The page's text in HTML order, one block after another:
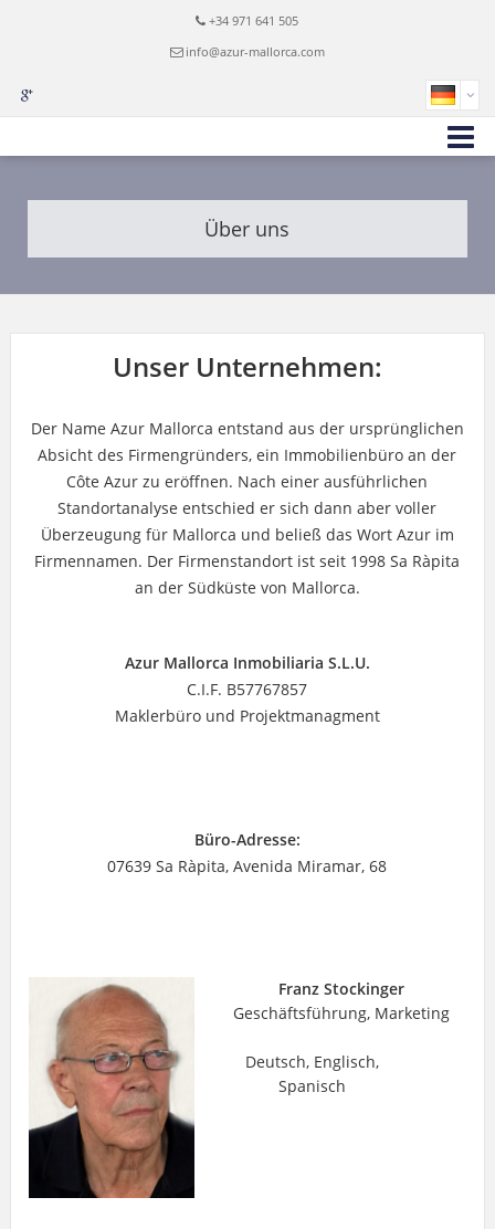
+34 971 641 505
info@azur-mallorca.com
Über uns
Unser Unternehmen:
Der Name Azur Mallorca entstand aus der ursprünglichen
Absicht des Firmengründers, ein Immobilienbüro an der
Côte Azur zu eröffnen. Nach einer ausführlichen
Standortanalyse entschied er sich dann aber voller
Überzeugung für Mallorca und beließ das Wort Azur im
Firmennamen. Der Firmenstandort ist seit 1998 Sa Ràpita
an der Südküste von Mallorca.
Azur Mallorca Inmobiliaria S.L.U.
C.I.F. B57767857
Maklerbüro und Projektmanagment
Büro-Adresse:
07639 Sa Ràpita, Avenida Miramar, 68
Franz Stockinger
Geschäftsführung, Marketing
Deutsch, Englisch,
Spanisch